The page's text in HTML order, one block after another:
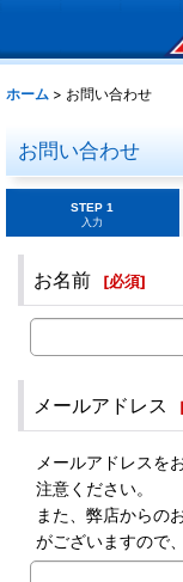
ホーム > お問い合わせ
お問い合わせ
STEP 1
入力
お名前 [必須]
メールアドレス
メールアドレスを
注意ください。
また、弊店からの
がございますので